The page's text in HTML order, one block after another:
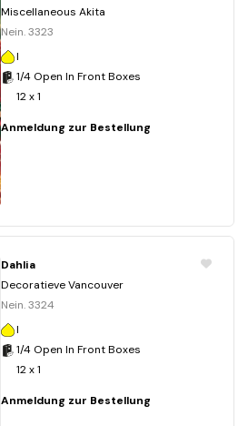
Miscellaneous Akita
Nein. 3323
I
1/4 Open In Front Boxes
12 x 1
Anmeldung zur Bestellung
Dahlia
Decoratieve Vancouver
Nein. 3324
I
1/4 Open In Front Boxes
12 x 1
Anmeldung zur Bestellung